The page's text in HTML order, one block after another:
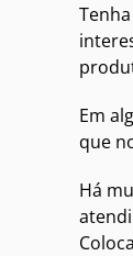
Em
que
Há